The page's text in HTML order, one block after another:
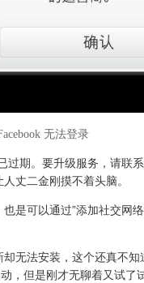
无法登录
过期。要升级服务，请联
丈二金刚摸不着头脑。
是可以通过”添加社交网
无法安装，这个还真不
动，但是刚才无聊着又试